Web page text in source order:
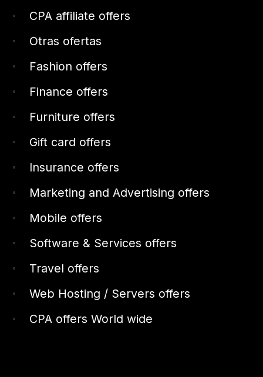
CPA affiliate offers
Otras ofertas
Fashion offers
Finance offers
Furniture offers
Gift card offers
Insurance offers
Marketing and Advertising offers
Mobile offers
Software & Services offers
Travel offers
Web Hosting / Servers offers
CPA offers World wide